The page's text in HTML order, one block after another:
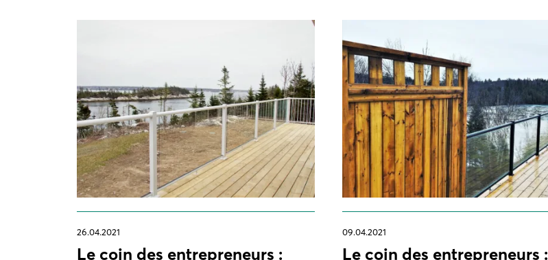
26.04.2021
Le coin des entrepreneurs :
09.04.2021
Le coin des entrepreneurs :